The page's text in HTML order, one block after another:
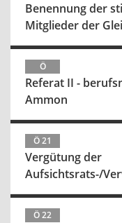
Benennung der
Mitglieder der
Ö
Referat II -
Ammon
Ö 21
Vergütung der
Aufsichtsrats-/
Ö 22